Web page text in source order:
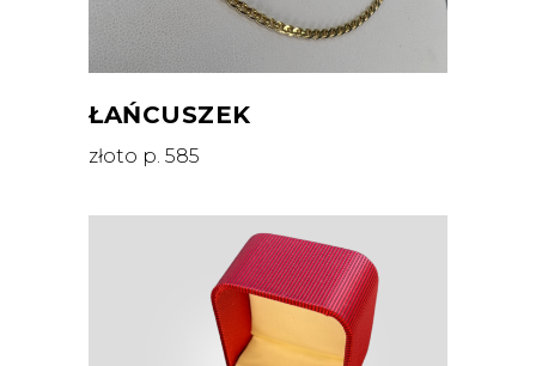
ŁAŃCUSZEK
złoto p. 585